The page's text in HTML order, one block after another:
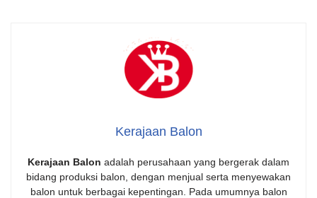
Kerajaan Balon
Kerajaan Balon adalah perusahaan yang bergerak dalam
bidang produksi balon, dengan menjual serta menyewakan
balon untuk berbagai kepentingan. Pada umumnya balon